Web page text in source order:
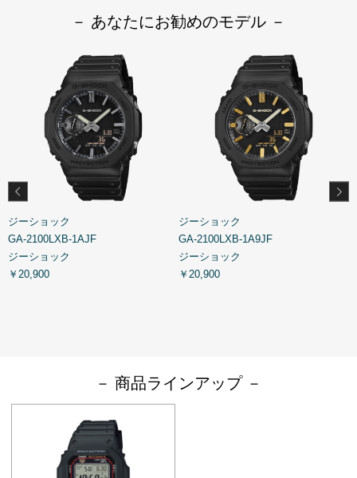
－ あなたにお勧めのモデル －
ジーショック
GA-2100LXB-1AJF
ジーショック
￥20,900
ジーショック
GA-2100LXB-1A9JF
ジーショック
￥20,900
－ 商品ラインアップ －